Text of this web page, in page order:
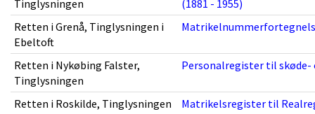
Tinglysningen
(1881 - 1955)
Retten i Grenå, Tinglysningen i
Ebeltoft
Retten i Nykøbing Falster,
Tinglysningen
Personalregister til skøde-
Retten i Roskilde, Tinglysningen
Matrikelsregister til